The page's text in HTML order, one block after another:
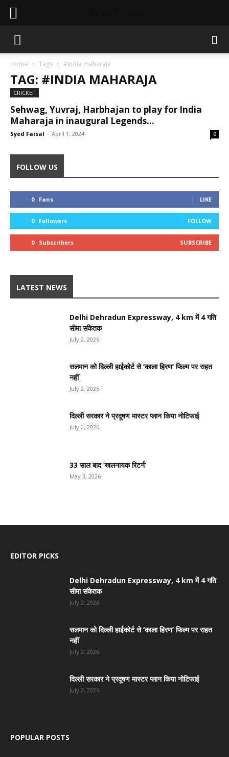
Home Tags #india maharaja
TAG: #INDIA MAHARAJA
CRICKET
Sehwag, Yuvraj, Harbhajan to play for India
Maharaja in inaugural Legends...
Syed Faisal - April 1, 2024 0
FOLLOW US
0 Fans LIKE
0 Followers FOLLOW
0 Subscribers SUBSCRIBE
LATEST NEWS
Delhi Dehradun Expressway, 4 km में 4 गति
सीमा संकेतक
July 2, 2026
सलमान को दिल्ली हाईकोर्ट से ‘काला हिरण’ फिल्म पर राहत
नहीं
July 2, 2026
दिल्ली सरकार ने प्रदूषण मास्टर प्लान किया नोटिफाई
July 2, 2026
33 साल बाद ‘खलनायक रिटर्न’
May 3, 2026
EDITOR PICKS
Delhi Dehradun Expressway, 4 km में 4 गति
सीमा संकेतक
July 2, 2026
सलमान को दिल्ली हाईकोर्ट से ‘काला हिरण’ फिल्म पर राहत
नहीं
July 2, 2026
दिल्ली सरकार ने प्रदूषण मास्टर प्लान किया नोटिफाई
July 2, 2026
POPULAR POSTS